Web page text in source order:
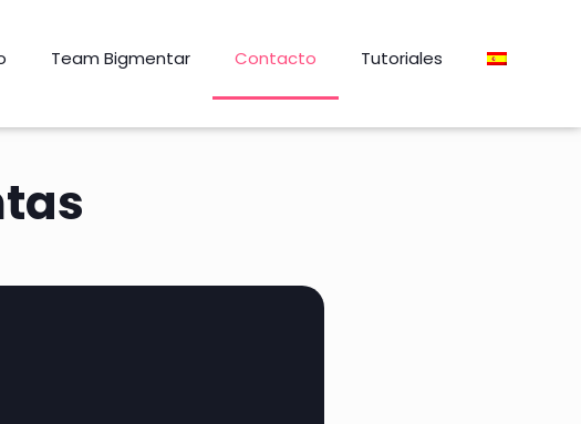
Team Bigmentar Contacto Tutoriales